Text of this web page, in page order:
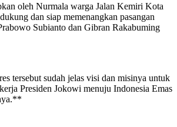
oleh Nurmala warga Jalan Kemiri Kota
dan siap memenangkan pasangan
Subianto dan Gibran Rakabuming
tersebut sudah jelas visi dan misinya untuk
Presiden Jokowi menuju Indonesia Emas